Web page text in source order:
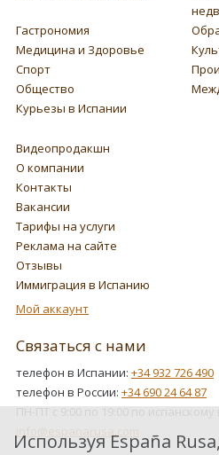
Гастрономия
Медицина и Здоровье
Спорт
Общество
Курьезы в Испании
Видеопродакшн
О компании
Контакты
Вакансии
Тарифы на услуги
Реклама на сайте
Отзывы
Иммиграция в Испанию
Мой аккаунт
Связаться с нами
телефон в Испании: +34 932 726 490
телефон в России: +34 690 24 64 87
ПН-ПТ с 9:00 по 19:00 по
info@espanarusa.com
Используя España